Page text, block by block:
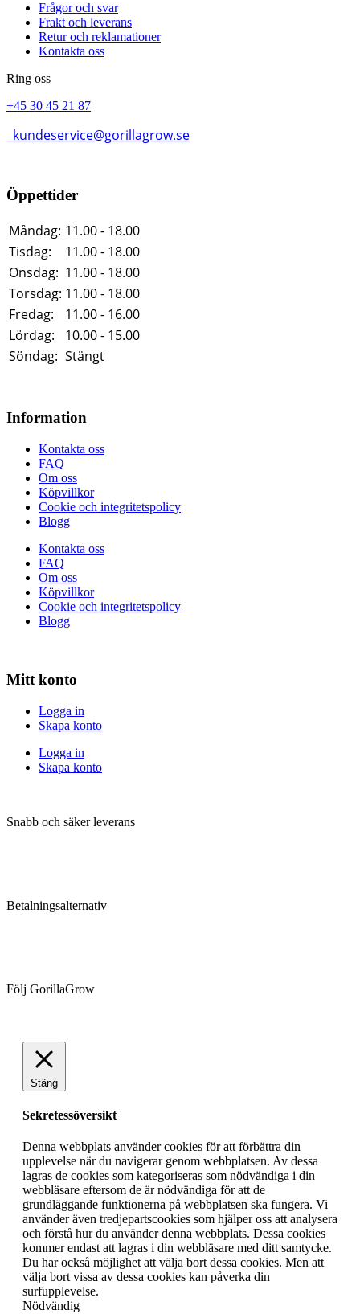
Frågor och svar
Frakt och leverans
Retur och reklamationer
Kontakta oss
Ring oss
+45 30 45 21 87
kundeservice@gorillagrow.se
Öppettider
Måndag: 11.00 - 18.00
Tisdag:
11.00 - 18.00
Onsdag: 11.00 - 18.00
Torsdag: 11.00 - 18.00
Fredag:
11.00 - 16.00
Lördag:
10.00 - 15.00
Söndag: Stängt
Information
Kontakta oss
FAQ
Om oss
Köpvillkor
Cookie och integritetspolicy
Blogg
Kontakta oss
FAQ
Om oss
Köpvillkor
Cookie och integritetspolicy
Blogg
Mitt konto
Logga in
Skapa konto
Logga in
Skapa konto
Snabb och säker leverans
Betalningsalternativ
Följ GorillaGrow
Stäng
Sekretessöversikt
Denna webbplats använder cookies för att förbättra din
upplevelse när du navigerar genom webbplatsen. Av dessa
lagras de cookies som kategoriseras som nödvändiga i din
webbläsare eftersom de är nödvändiga för att de
grundläggande funktionerna på webbplatsen ska fungera. Vi
använder även tredjepartscookies som hjälper oss att analysera
och förstå hur du använder denna webbplats. Dessa cookies
kommer endast att lagras i din webbläsare med ditt samtycke.
Du har också möjlighet att välja bort dessa cookies. Men att
välja bort vissa av dessa cookies kan påverka din
surfupplevelse.
Nödvändig